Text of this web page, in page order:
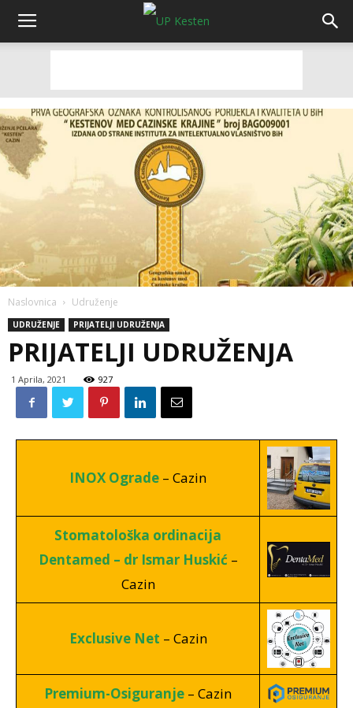
Naslovnica Udruženje
UDRUŽENJE PRIJATELJI UDRUŽENJA
PRIJATELJI UDRUŽENJA
1 Aprila, 2021 927
INOX Ograde – Cazin
Stomatološka ordinacija
Dentamed – dr Ismar Huskić –
Cazin
Exclusive Net – Cazin
Premium-Osiguranje – Cazin